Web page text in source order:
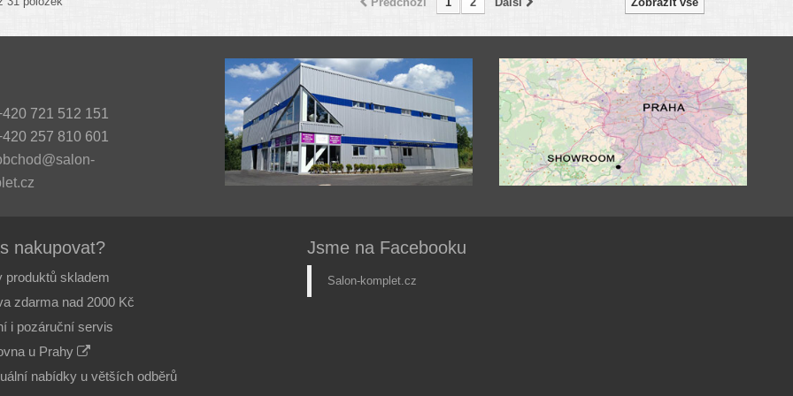
721 512 151
257 810 601
nakupovat?
skladem
zdarma nad 2000 Kč
i pozáruční servis
u Prahy
nabídky u větších odběrů
Jsme na Facebooku
Salon-komplet.cz